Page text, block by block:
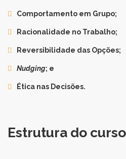
Comportamento em Grupo;
Racionalidade no Trabalho;
Reversibilidade das Opções;
Nudging; e
Ética nas Decisões.
Estrutura do curso